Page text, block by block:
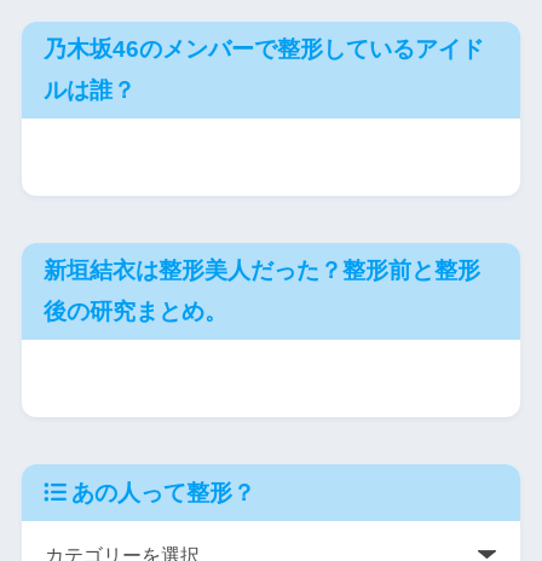
乃木坂46のメンバーで整形しているアイド
ルは誰？
新垣結衣は整形美人だった？整形前と整形
後の研究まとめ。
あの人って整形？